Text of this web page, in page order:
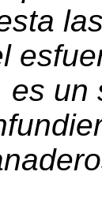
es